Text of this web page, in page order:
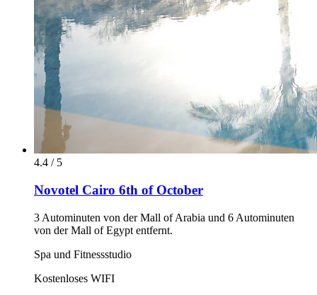
4.4 / 5
Novotel Cairo 6th of October
3 Autominuten von der Mall of Arabia und 6 Autominuten
von der Mall of Egypt entfernt.
Spa und Fitnessstudio
Kostenloses WIFI